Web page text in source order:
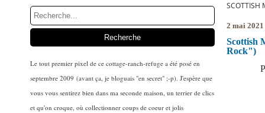
Le tout premier pixel de ce cottage-ranch-refuge a été posé en
septembre 2009 (avant ça, je bloguais "en secret" ;-p). J'espère que
vous vous sentirez bien dans ma seconde maison, un terrier de clics
et qu'on croque, où collectionner coups de coeur et jolis
SCOTTISH
2 mai 2021
Scottish
Rock")